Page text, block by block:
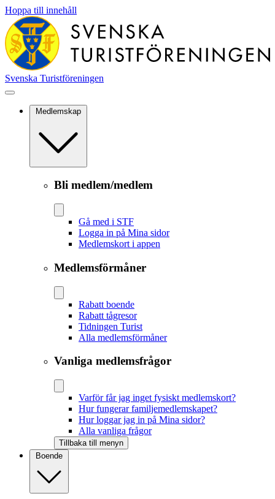
Hoppa till innehåll
Svenska Turistföreningen
Medlemskap
Bli medlem/medlem
Gå med i STF
Logga in på Mina sidor
Medlemskort i appen
Medlemsförmåner
Rabatt boende
Rabatt tågresor
Tidningen Turist
Alla medlemsförmåner
Vanliga medlemsfrågor
Varför får jag inget fysiskt medlemskort?
Hur fungerar familjemedlemskapet?
Hur loggar jag in på Mina sidor?
Alla vanliga frågor
Tillbaka till menyn
Boende